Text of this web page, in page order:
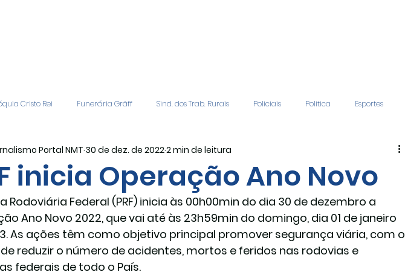
Cristo Rei Funerária Gräff Sind. dos Trab. Rurais Policiais Politica Esportes
Geral Patrocinadores Vagas de Emprego
Editais Covic-19 Sindicato Rural Adriane Veiga - Finanças Economia
inicia Operação Ano Novo
Portal NMT 30 de dez. de 20222 min de leitura
Rodoviária Federal (PRF) inicia às 00h00min do dia 30 de dezembro a
Ano Novo 2022, que vai até às 23h59min do domingo, dia 01 de janeiro
As ações têm como objetivo principal promover segurança viária, com o
reduzir o número de acidentes, mortos e feridos nas rodovias e
federais de todo o País.